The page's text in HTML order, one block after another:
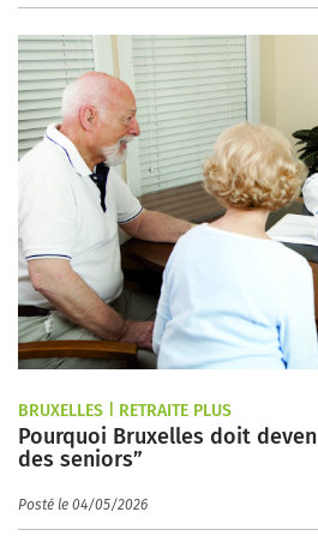
BRUXELLES | RETRAITE PLUS
Pourquoi Bruxelles doit
des seniors”
Posté le 04/05/2026